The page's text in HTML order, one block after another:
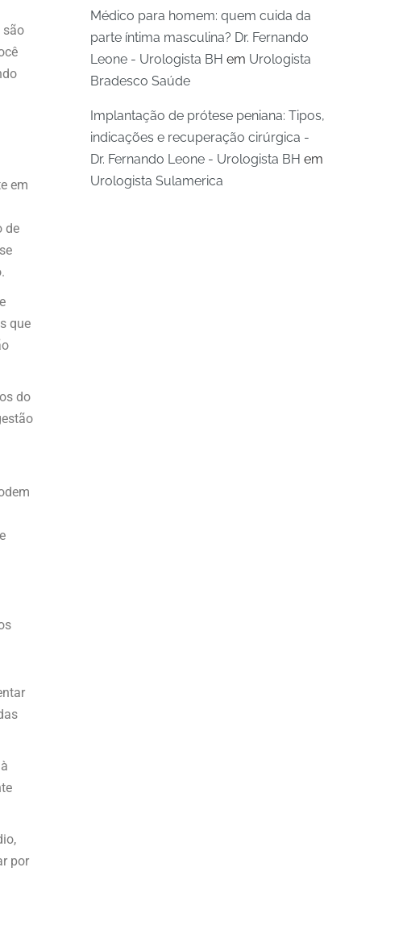
são
em
de
que
do
por
Médico para homem: quem cuida da
parte íntima masculina? Dr. Fernando
Leone - Urologista BH em Urologista
Bradesco Saúde
Implantação de prótese peniana: Tipos,
indicações e recuperação cirúrgica -
Dr. Fernando Leone - Urologista BH em
Urologista Sulamerica